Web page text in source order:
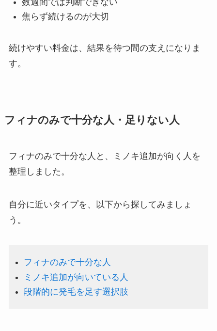
焦らず続けるのが大切
続けやすい料金は、結果を待つ間の支えになりま
す。
フィナのみで十分な人・足りない人
フィナのみで十分な人と、ミノキ追加が向く人を
整理しました。
自分に近いタイプを、以下から探してみましょ
う。
フィナのみで十分な人
ミノキ追加が向いている人
段階的に発毛を足す選択肢